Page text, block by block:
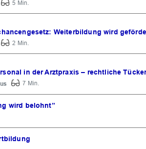
5 Min.
Weiterbildung wird
2 Min.
in der Arztpraxis – rechtliche
7 Min.
wird belohnt”